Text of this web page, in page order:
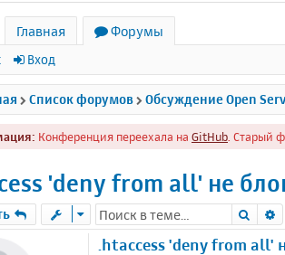
Главная
Форумы
Вход
Список форумов Обсуждение Open
Конференция переехала на GitHub . Старый
'deny from all' не
Поиск
.htaccess 'deny from all'